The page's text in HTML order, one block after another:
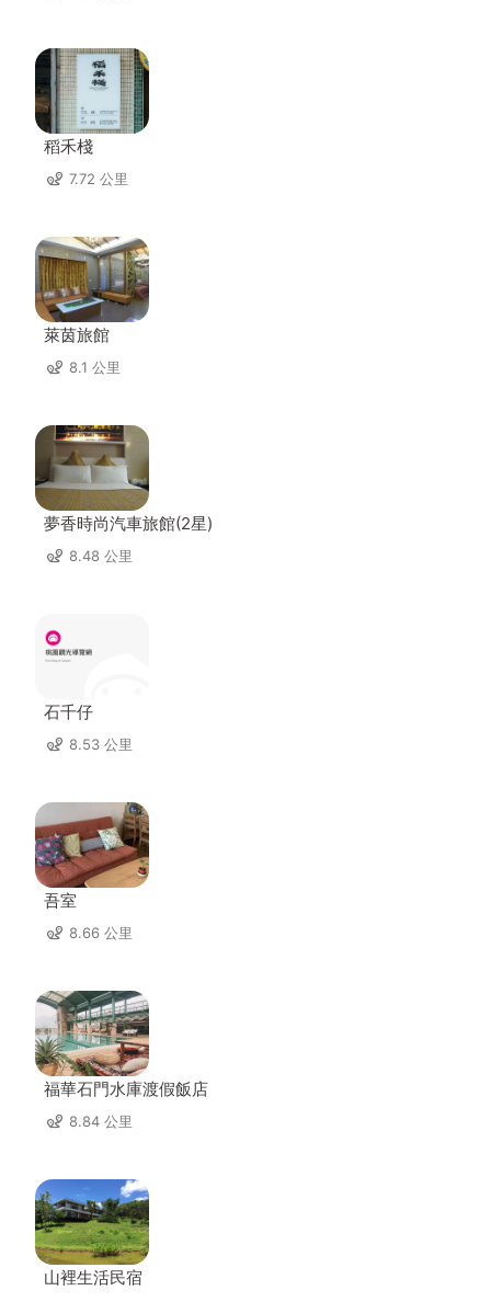
稻禾棧
7.72 公里
萊茵旅館
8.1 公里
夢香時尚汽車旅館(2星)
8.48 公里
石千仔
8.53 公里
吾室
8.66 公里
福華石門水庫渡假飯店
8.84 公里
山裡生活民宿